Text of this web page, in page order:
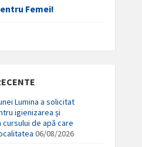
Femei!
Lumina a solicitat
igienizarea și
de apă care
06/08/2026